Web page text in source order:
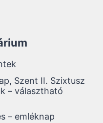
Szent II. Szixtusz
– választható
– emléknap